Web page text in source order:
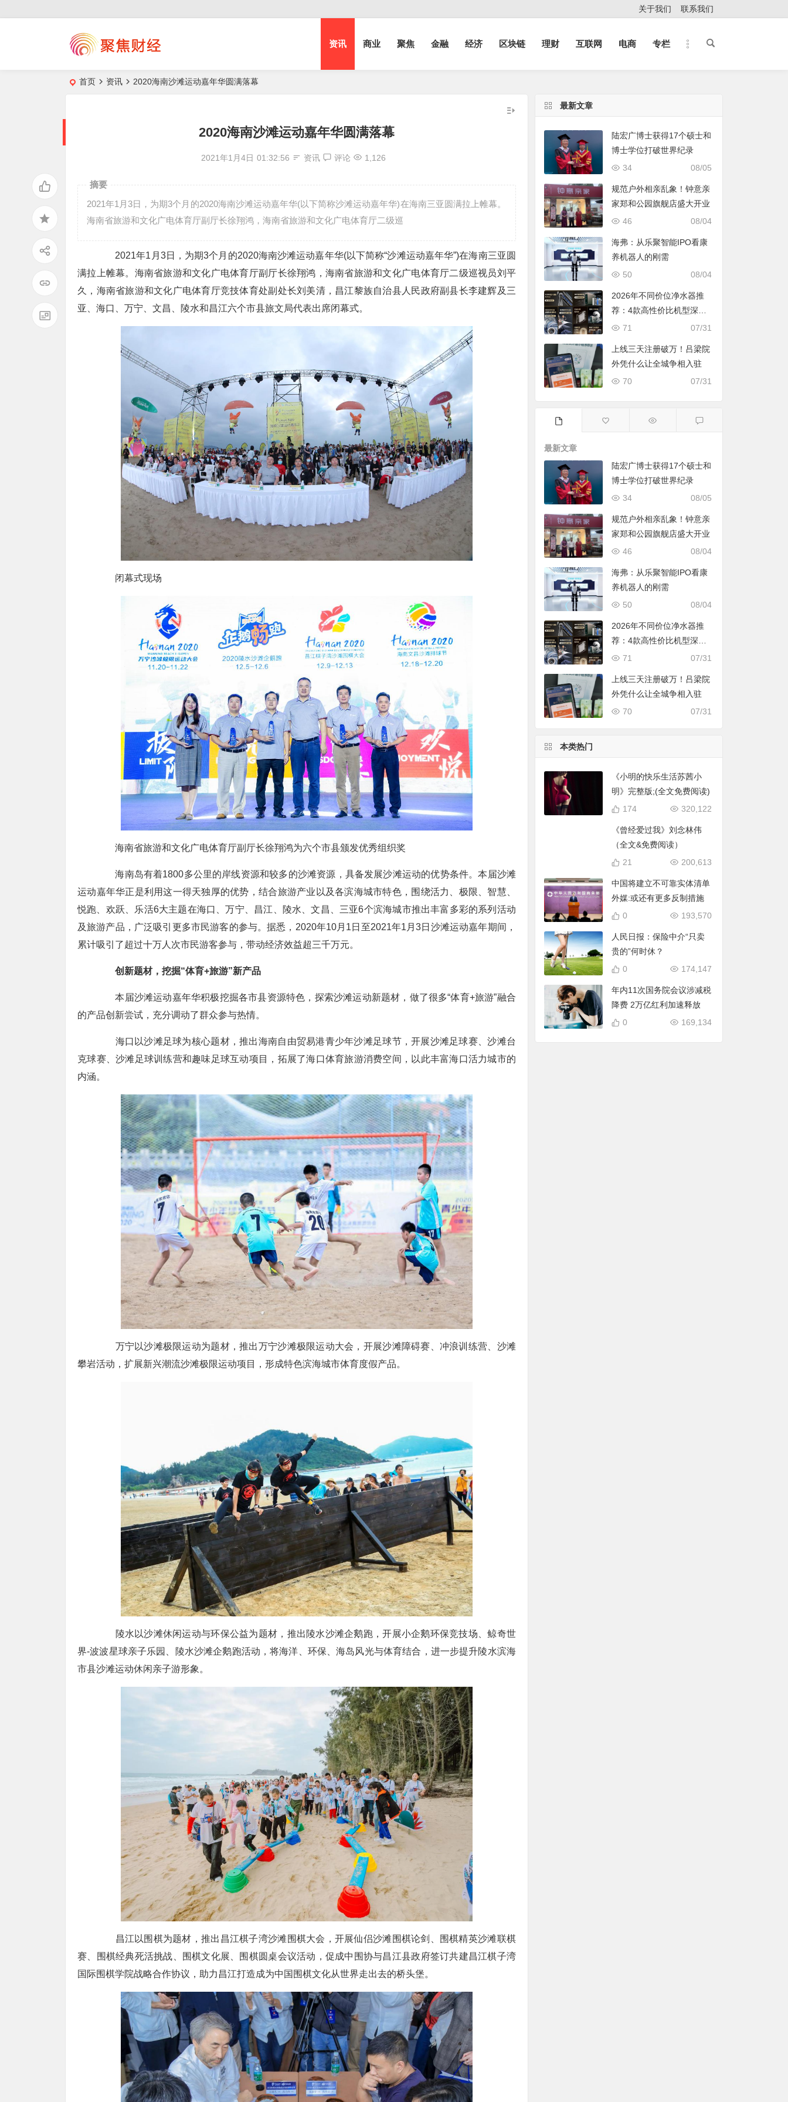
关于我们 联系我们
资讯 商业 聚焦 金融 经济 区块链 理财 互联网 电商 专栏
首页 资讯 2020海南沙滩运动嘉年华圆满落幕
2020海南沙滩运动嘉年华圆满落幕
2021年1月4日 01:32:56 资讯 评论 1,126
摘要
2021年1月3日，为期3个月的2020海南沙滩运动嘉年华(以下简称沙滩运动嘉年华)在海南三亚圆满拉上帷幕。
海南省旅游和文化广电体育厅副厅长徐翔鸿，海南省旅游和文化广电体育厅二级巡
2021年1月3日，为期3个月的2020海南沙滩运动嘉年华(以下简称“沙滩运动嘉年华”)在海南三亚圆
满拉上帷幕。海南省旅游和文化广电体育厅副厅长徐翔鸿，海南省旅游和文化广电体育厅二级巡视员刘平
久，海南省旅游和文化广电体育厅竞技体育处副处长刘美清，昌江黎族自治县人民政府副县长李建辉及三
亚、海口、万宁、文昌、陵水和昌江六个市县旅文局代表出席闭幕式。
闭幕式现场
海南省旅游和文化广电体育厅副厅长徐翔鸿为六个市县颁发优秀组织奖
海南岛有着1800多公里的岸线资源和较多的沙滩资源，具备发展沙滩运动的优势条件。本届沙滩
运动嘉年华正是利用这一得天独厚的优势，结合旅游产业以及各滨海城市特色，围绕活力、极限、智慧、
悦跑、欢跃、乐活6大主题在海口、万宁、昌江、陵水、文昌、三亚6个滨海城市推出丰富多彩的系列活动
及旅游产品，广泛吸引更多市民游客的参与。据悉，2020年10月1日至2021年1月3日沙滩运动嘉年期间，
累计吸引了超过十万人次市民游客参与，带动经济效益超三千万元。
创新题材，挖掘“体育+旅游”新产品
本届沙滩运动嘉年华积极挖掘各市县资源特色，探索沙滩运动新题材，做了很多“体育+旅游”融合
的产品创新尝试，充分调动了群众参与热情。
海口以沙滩足球为核心题材，推出海南自由贸易港青少年沙滩足球节，开展沙滩足球赛、沙滩台
克球赛、沙滩足球训练营和趣味足球互动项目，拓展了海口体育旅游消费空间，以此丰富海口活力城市的
内涵。
万宁以沙滩极限运动为题材，推出万宁沙滩极限运动大会，开展沙滩障碍赛、冲浪训练营、沙滩
攀岩活动，扩展新兴潮流沙滩极限运动项目，形成特色滨海城市体育度假产品。
陵水以沙滩休闲运动与环保公益为题材，推出陵水沙滩企鹅跑，开展小企鹅环保竞技场、鲸奇世
界-波波星球亲子乐园、陵水沙滩企鹅跑活动，将海洋、环保、海岛风光与体育结合，进一步提升陵水滨海
市县沙滩运动休闲亲子游形象。
昌江以围棋为题材，推出昌江棋子湾沙滩围棋大会，开展仙侣沙滩围棋论剑、围棋精英沙滩联棋
赛、围棋经典死活挑战、围棋文化展、围棋圆桌会议活动，促成中围协与昌江县政府签订共建昌江棋子湾
国际围棋学院战略合作协议，助力昌江打造成为中国围棋文化从世界走出去的桥头堡。
最新文章
陆宏广博士获得17个硕士和
博士学位打破世界纪录
08/05
34
规范户外相亲乱象！钟意亲
家郑和公园旗舰店盛大开业
08/04
46
海弗：从乐聚智能IPO看康
养机器人的刚需
08/04
50
2026年不同价位净水器推
荐：4款高性价比机型深度
对比，照着买不踩坑
07/31
71
上线三天注册破万！吕梁院
外凭什么让全城争相入驻
07/31
70
最新文章
陆宏广博士获得17个硕士和
博士学位打破世界纪录
08/05
34
规范户外相亲乱象！钟意亲
家郑和公园旗舰店盛大开业
08/04
46
海弗：从乐聚智能IPO看康
养机器人的刚需
08/04
50
2026年不同价位净水器推
荐：4款高性价比机型深度
对比，照着买不踩坑
07/31
71
上线三天注册破万！吕梁院
外凭什么让全城争相入驻
07/31
70
本类热门
《小明的快乐生活苏茜小
明》完整版;(全文免费阅读)
320,122
174
《曾经爱过我》刘念林伟
（全文&免费阅读）
200,613
21
中国将建立不可靠实体清单
外媒:或还有更多反制措施
193,570
0
人民日报：保险中介“只卖
贵的”何时休？
174,147
0
年内11次国务院会议涉减税
降费 2万亿红利加速释放
169,134
0